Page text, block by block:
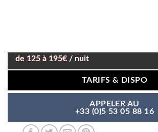
de 125 à 195€ / nuit
TARIFS & DISPO
APPELER AU
+33 (0)5 53 05 88 16